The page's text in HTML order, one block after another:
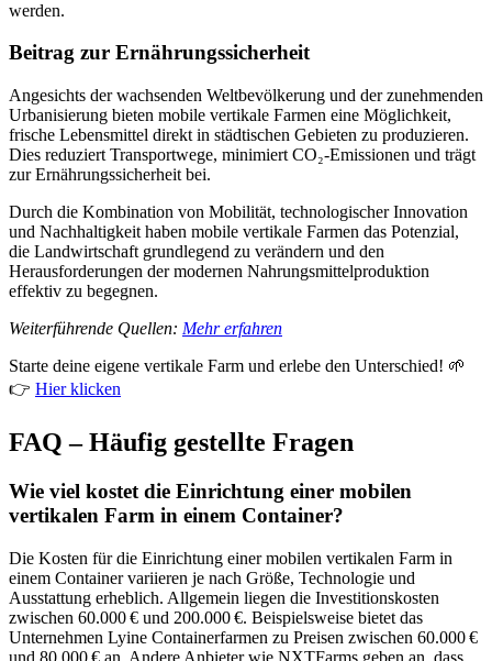
werden.
Beitrag zur Ernährungssicherheit
Angesichts der wachsenden Weltbevölkerung und der zunehmenden
Urbanisierung bieten mobile vertikale Farmen eine Möglichkeit,
frische Lebensmittel direkt in städtischen Gebieten zu produzieren.
Dies reduziert Transportwege, minimiert CO₂-Emissionen und trägt
zur Ernährungssicherheit bei.
Durch die Kombination von Mobilität, technologischer Innovation
und Nachhaltigkeit haben mobile vertikale Farmen das Potenzial,
die Landwirtschaft grundlegend zu verändern und den
Herausforderungen der modernen Nahrungsmittelproduktion
effektiv zu begegnen.
Weiterführende Quellen: Mehr erfahren
Starte deine eigene vertikale Farm und erlebe den Unterschied! 🌱
👉 Hier klicken
FAQ – Häufig gestellte Fragen
Wie viel kostet die Einrichtung einer mobilen
vertikalen Farm in einem Container?
Die Kosten für die Einrichtung einer mobilen vertikalen Farm in
einem Container variieren je nach Größe, Technologie und
Ausstattung erheblich. Allgemein liegen die Investitionskosten
zwischen 60.000 € und 200.000 €. Beispielsweise bietet das
Unternehmen Lyine Containerfarmen zu Preisen zwischen 60.000 €
und 80.000 € an. Andere Anbieter wie NXTFarms geben an, dass